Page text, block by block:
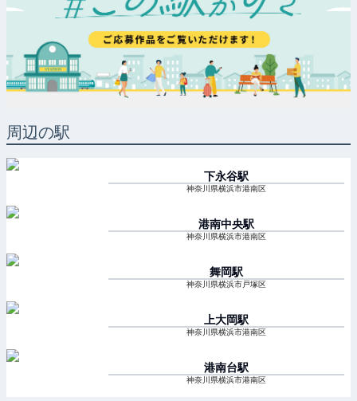
周辺の駅
下永谷駅
神奈川県横浜市港南区
港南中央駅
神奈川県横浜市港南区
舞岡駅
神奈川県横浜市戸塚区
上大岡駅
神奈川県横浜市港南区
港南台駅
神奈川県横浜市港南区